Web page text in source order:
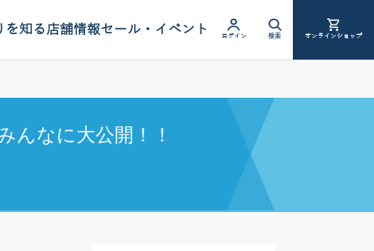
を知る店舗情報セール・イベント ログイン 検索 オンラインショップ
んなに大公開！！